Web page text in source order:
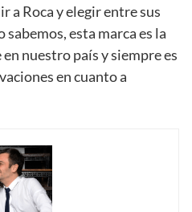
a Roca y elegir entre sus
esta marca es la
nuestro país y siempre es
en cuanto a